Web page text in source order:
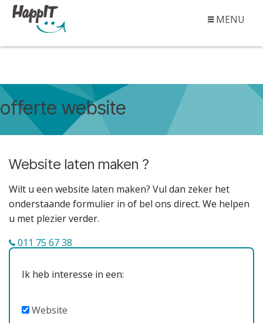
MENU
DIENSTEN
CONTACT
offerte website
Website laten maken ?
Wilt u een website laten maken? Vul dan zeker het
onderstaande formulier in of bel ons direct. We helpen
u met plezier verder.
011 75 67 38
Ik heb interesse in een:
Website